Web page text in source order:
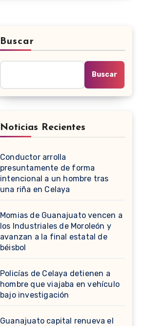
Buscar
Buscar
Noticias Recientes
Conductor arrolla
presuntamente de forma
intencional a un hombre tras
una riña en Celaya
Momias de Guanajuato vencen a
los Industriales de Moroleón y
avanzan a la final estatal de
béisbol
Policías de Celaya detienen a
hombre que viajaba en vehículo
bajo investigación
Guanajuato capital renueva el